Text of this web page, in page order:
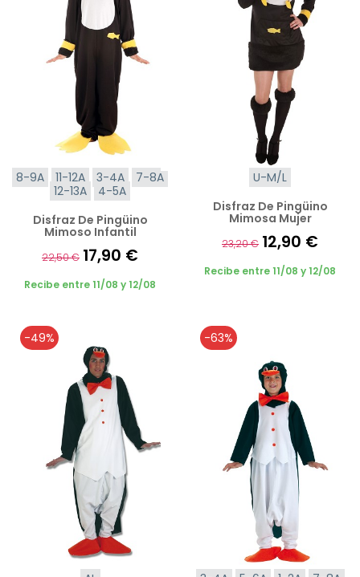
8-9A 11-12A 3-4A
7-8A
12-13A
4-5A
Disfraz De Pingüino
Mimoso Infantil
22,50 € 17,90 €
Recibe entre 11/08 y 12/08
U-M/L
Disfraz De Pingüino
Mimosa Mujer
23,20 € 12,90 €
Recibe entre 11/08 y 12/08
-49% -63%